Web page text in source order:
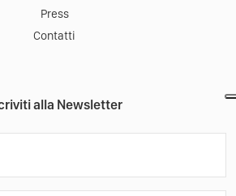
Press
Contatti
alla Newsletter